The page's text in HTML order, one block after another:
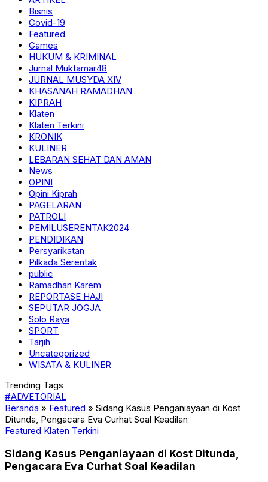
Bisnis
Covid-19
Featured
Games
HUKUM & KRIMINAL
Jurnal Muktamar48
JURNAL MUSYDA XIV
KHASANAH RAMADHAN
KIPRAH
Klaten
Klaten Terkini
KRONIK
KULINER
LEBARAN SEHAT DAN AMAN
News
OPINI
Opini Kiprah
PAGELARAN
PATROLI
PEMILUSERENTAK2024
PENDIDIKAN
Persyarikatan
Pilkada Serentak
public
Ramadhan Karem
REPORTASE HAJI
SEPUTAR JOGJA
Solo Raya
SPORT
Tarjih
Uncategorized
WISATA & KULINER
Trending Tags
#ADVETORIAL
Beranda » Featured » Sidang Kasus Penganiayaan di Kost
Ditunda, Pengacara Eva Curhat Soal Keadilan
Featured Klaten Terkini
Sidang Kasus Penganiayaan di Kost Ditunda,
Pengacara Eva Curhat Soal Keadilan